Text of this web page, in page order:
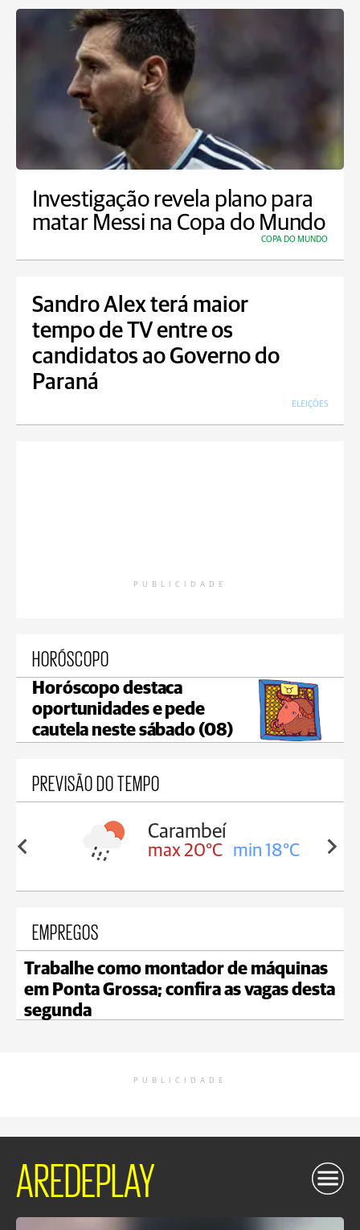
Investigação revela plano para
matar Messi na Copa do Mundo
COPA DO MUNDO
Sandro Alex terá maior
tempo de TV entre os
candidatos ao Governo do
Paraná
ELEIÇÕES
PUBLICIDADE
HORÓSCOPO
Horóscopo destaca
oportunidades e pede
cautela neste sábado (08)
PREVISÃO DO TEMPO
18°C
Carambeí
max 20°C min 18°C
EMPREGOS
Trabalhe como montador de máquinas
em Ponta Grossa; confira as vagas desta
segunda
PUBLICIDADE
AREDEPLAY